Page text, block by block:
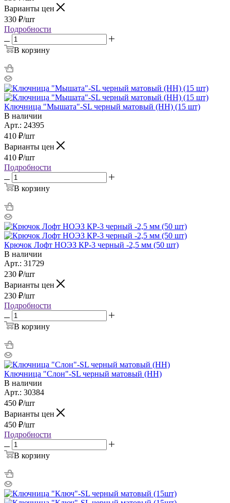
Варианты цен
330 ₽/шт
Подробности
В корзину
Ключница "Мышата"-SL черный матовый (НН) (15 шт)
В наличии
Арт.: 24395
410 ₽/шт
Варианты цен
410 ₽/шт
Подробности
В корзину
Крючок Лофт НОЭЗ КР-3 черный -2,5 мм (50 шт)
В наличии
Арт.: 31729
230 ₽/шт
Варианты цен
230 ₽/шт
Подробности
В корзину
Ключница "Слон"-SL черный матовый (НН)
В наличии
Арт.: 30384
450 ₽/шт
Варианты цен
450 ₽/шт
Подробности
В корзину